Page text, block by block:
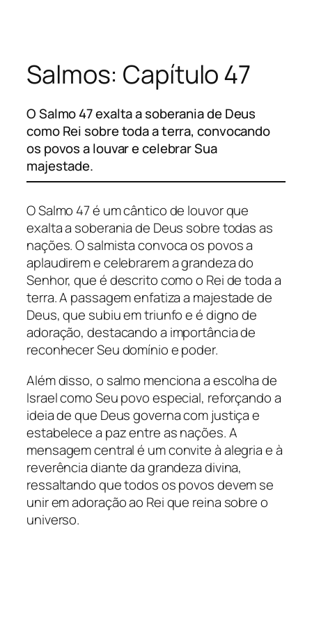
conteúdo
Salmos: Capítulo 47
O Salmo 47 exalta a soberania de Deus
como Rei sobre toda a terra, convocando
os povos a louvar e celebrar Sua
majestade.
O Salmo 47 é um cântico de louvor que
exalta a soberania de Deus sobre todas as
nações. O salmista convoca os povos a
aplaudirem e celebrarem a grandeza do
Senhor, que é descrito como o Rei de toda a
terra. A passagem enfatiza a majestade de
Deus, que subiu em triunfo e é digno de
adoração, destacando a importância de
reconhecer Seu domínio e poder.
Além disso, o salmo menciona a escolha de
Israel como Seu povo especial, reforçando a
ideia de que Deus governa com justiça e
estabelece a paz entre as nações. A
mensagem central é um convite à alegria e à
reverência diante da grandeza divina,
ressaltando que todos os povos devem se
unir em adoração ao Rei que reina sobre o
universo.